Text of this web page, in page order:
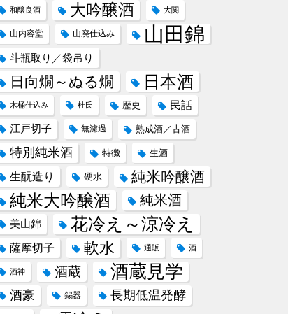
和醸良酒 大吟醸酒 大関
山内容堂 山廃仕込み 山田錦
斗瓶取り／袋吊り
日向燗～ぬる燗 日本酒
木桶仕込み 杜氏 歴史 民話
江戸切子 無濾過 熟成酒／古酒
特別純米酒 特徴 生酒
生酛造り 硬水 純米吟醸酒
純米大吟醸酒 純米酒
美山錦 花冷え～涼冷え
薩摩切子 軟水 通販 酒
酒神 酒蔵 酒蔵見学
酒豪 錫器 長期低温発酵